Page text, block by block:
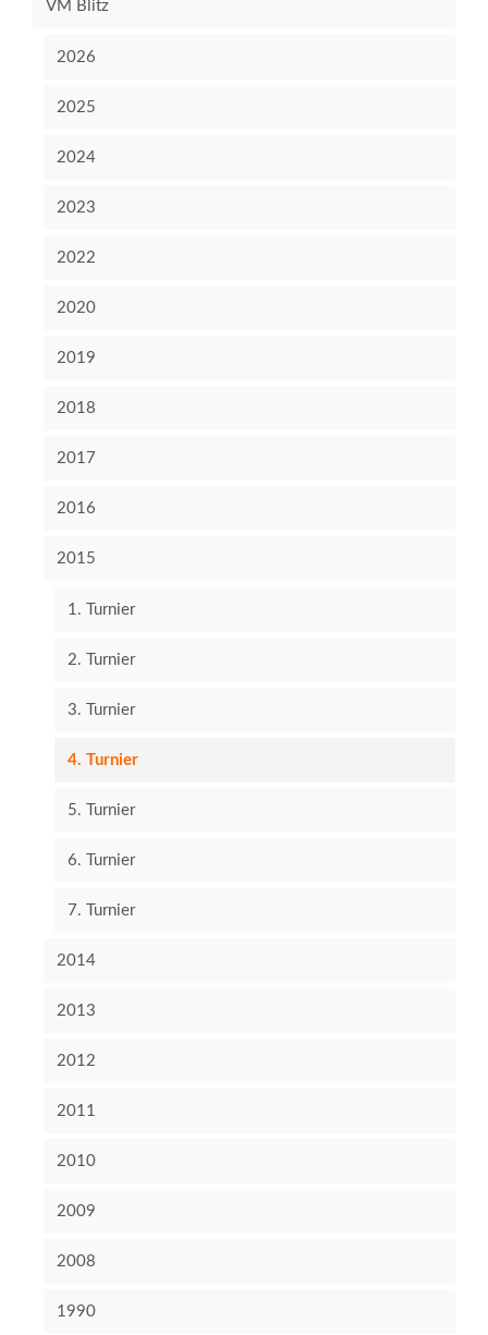
VM Blitz
2026
2025
2024
2023
2022
2020
2019
2018
2017
2016
2015
1. Turnier
2. Turnier
3. Turnier
4. Turnier
5. Turnier
6. Turnier
7. Turnier
2014
2013
2012
2011
2010
2009
2008
1990